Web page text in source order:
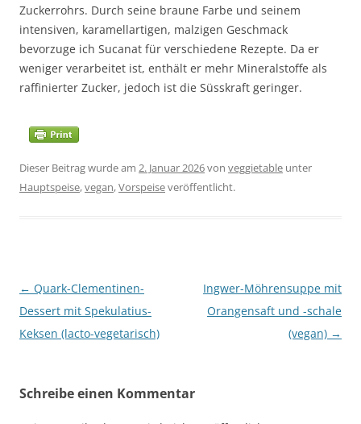
Zuckerrohrs. Durch seine braune Farbe und seinem
intensiven, karamellartigen, malzigen Geschmack
bevorzuge ich Sucanat für verschiedene Rezepte. Da er
weniger verarbeitet ist, enthält er mehr Mineralstoffe als
raffinierter Zucker, jedoch ist die Süsskraft geringer.
Dieser Beitrag wurde am 2. Januar 2026von veggietable unter
Hauptspeise,vegan,Vorspeiseveröffentlicht.
Beitragsnavigation
← Quark-Clementinen-
Dessert mit Spekulatius-
Keksen (lacto-vegetarisch)
Ingwer-Möhrensuppe mit
Orangensaft und -schale
(vegan) →
Schreibe einen Kommentar